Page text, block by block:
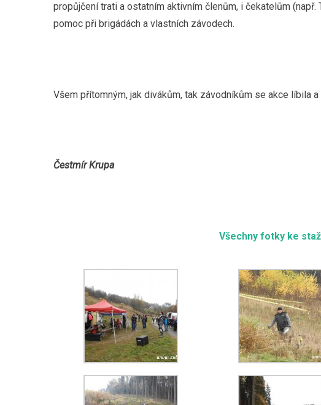
propůjčení trati a ostatním aktivním členům, i čekatelům
pomoc při brigádách a vlastních závodech.
Všem přítomným, jak divákům, tak závodníkům se akce líbila
Čestmír Krupa
Všechny fotky ke